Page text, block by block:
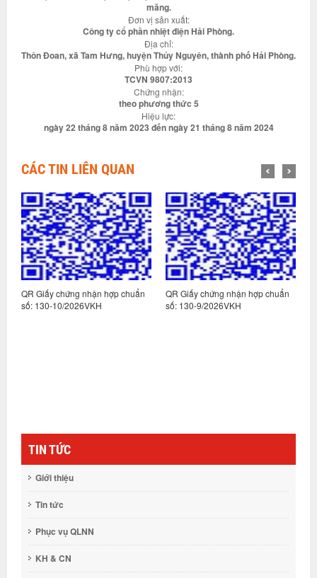
măng.
Đơn vị sản xuất:
Công ty cổ phần nhiệt điện Hải Phòng.
Địa chỉ:
Thôn Đoan, xã Tam Hưng, huyện Thủy Nguyên, thành phố Hải Phòng.
Phù hợp với:
TCVN 9807:2013
Chứng nhận:
theo phương thức 5
Hiệu lực:
ngày 22 tháng 8 năm 2023 đến ngày 21 tháng 8 năm 2024
CÁC TIN LIÊN QUAN
QR Giấy chứng nhận hợp chuẩn
số: 130-10/2026VKH
QR Giấy chứng nhận hợp chuẩn
số: 130-9/2026VKH
TIN TỨC
Giới thiệu
Tin tức
Phục vụ QLNN
KH & CN